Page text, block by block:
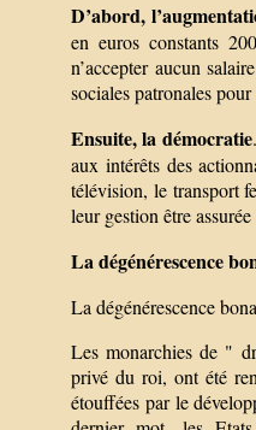
D’abord,
en euros constants
n’accepter aucun
sociales patronales
Ensuite, la démocratie
aux intérêts des
télévision, le transport
leur gestion être
La dégénérescence
La dégénérescence
Les monarchies de "
privé du roi, ont été
étouffées par le